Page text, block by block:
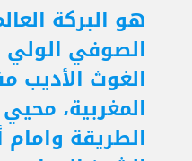
هو البركة
الصوفي الولي
الغوث الأديب
المغربية،
الطريقة